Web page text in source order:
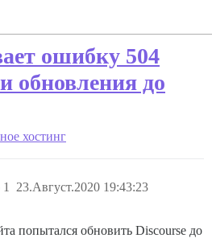
ошибку 504
обновления до
хостинг
23.Август.2020 19:43:23
1
попытался обновить Discourse до